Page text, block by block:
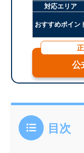
対応エリア
おすすめポイン
公
目次